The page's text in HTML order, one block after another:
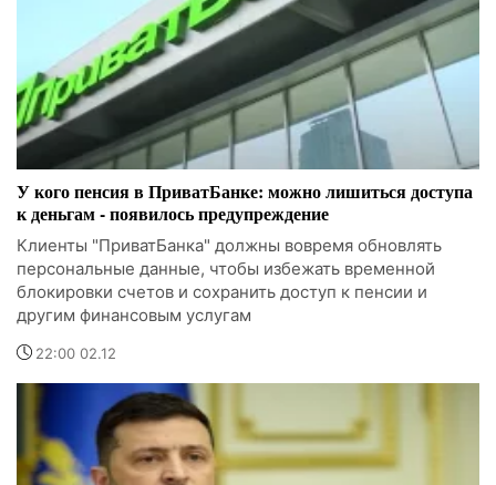
У кого пенсия в ПриватБанке: можно лишиться доступа
к деньгам - появилось предупреждение
Клиенты "ПриватБанка" должны вовремя обновлять
персональные данные, чтобы избежать временной
блокировки счетов и сохранить доступ к пенсии и
другим финансовым услугам
22:00 02.12